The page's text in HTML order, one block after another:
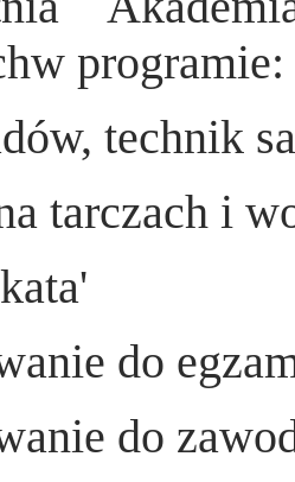
programie:
technik
tarczach i
do
do